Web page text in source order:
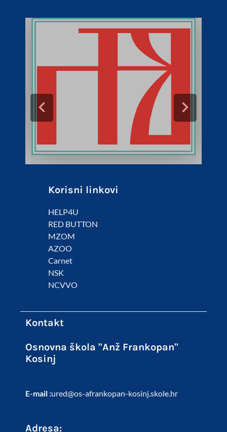
Korisni linkovi
HELP4U
RED BUTTON
MZOM
AZOO
Carnet
NSK
NCVVO
Kontakt
Osnovna škola "Anž Frankopan"
Kosinj
E-mail :ured@os-afrankopan-kosinj.skole.hr
Adresa: